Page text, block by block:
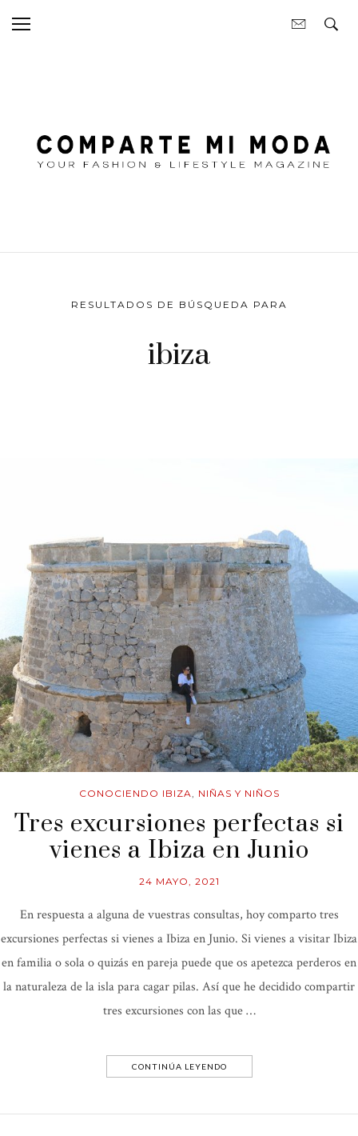
RESULTADOS DE BÚSQUEDA PARA
ibiza
CONOCIENDO IBIZA, NIÑAS Y NIÑOS
Tres excursiones perfectas si
vienes a Ibiza en Junio
24 MAYO, 2021
En respuesta a alguna de vuestras consultas, hoy comparto tres
excursiones perfectas si vienes a Ibiza en Junio. Si vienes a visitar Ibiza
en familia o sola o quizás en pareja puede que os apetezca perderos en
la naturaleza de la isla para cagar pilas. Así que he decidido compartir
tres excursiones con las que …
CONTINÚA LEYENDO